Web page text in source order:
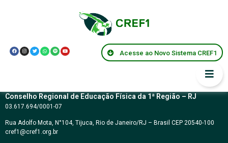
Acesse ao Novo Sistema CREF1
Resolução CREF1
063/2009
Conselho Regional de Educação Física da 1ª Região – RJ
03.617.694/0001-07
Rua Adolfo Mota, N°104, Tijuca, Rio de Janeiro/RJ – Brasil CEP 20540-100
cref1@cref1.org.br